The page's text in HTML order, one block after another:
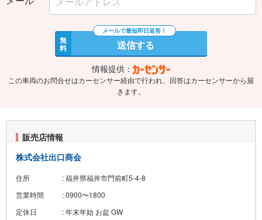
無
料 送信する
情報提供：
この車両のお問合せはカーセンサー経由で行われ、回答はカーセンサーから届
きます。
販売店情報
株式会社出口商会
住所
: 福井県福井市門前町5-4-8
営業時間
: 0900〜1800
定休日
: 年末年始 お盆 GW